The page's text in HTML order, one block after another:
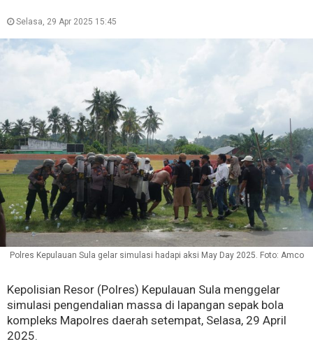
Selasa, 29 Apr 2025 15:45
Polres Kepulauan Sula gelar simulasi hadapi aksi May Day 2025. Foto: Amco
Kepolisian Resor (Polres) Kepulauan Sula menggelar
simulasi pengendalian massa di lapangan sepak bola
kompleks Mapolres daerah setempat, Selasa, 29 April
2025.